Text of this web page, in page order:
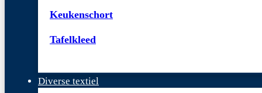
Keukenschort
Tafelkleed
Diverse textiel